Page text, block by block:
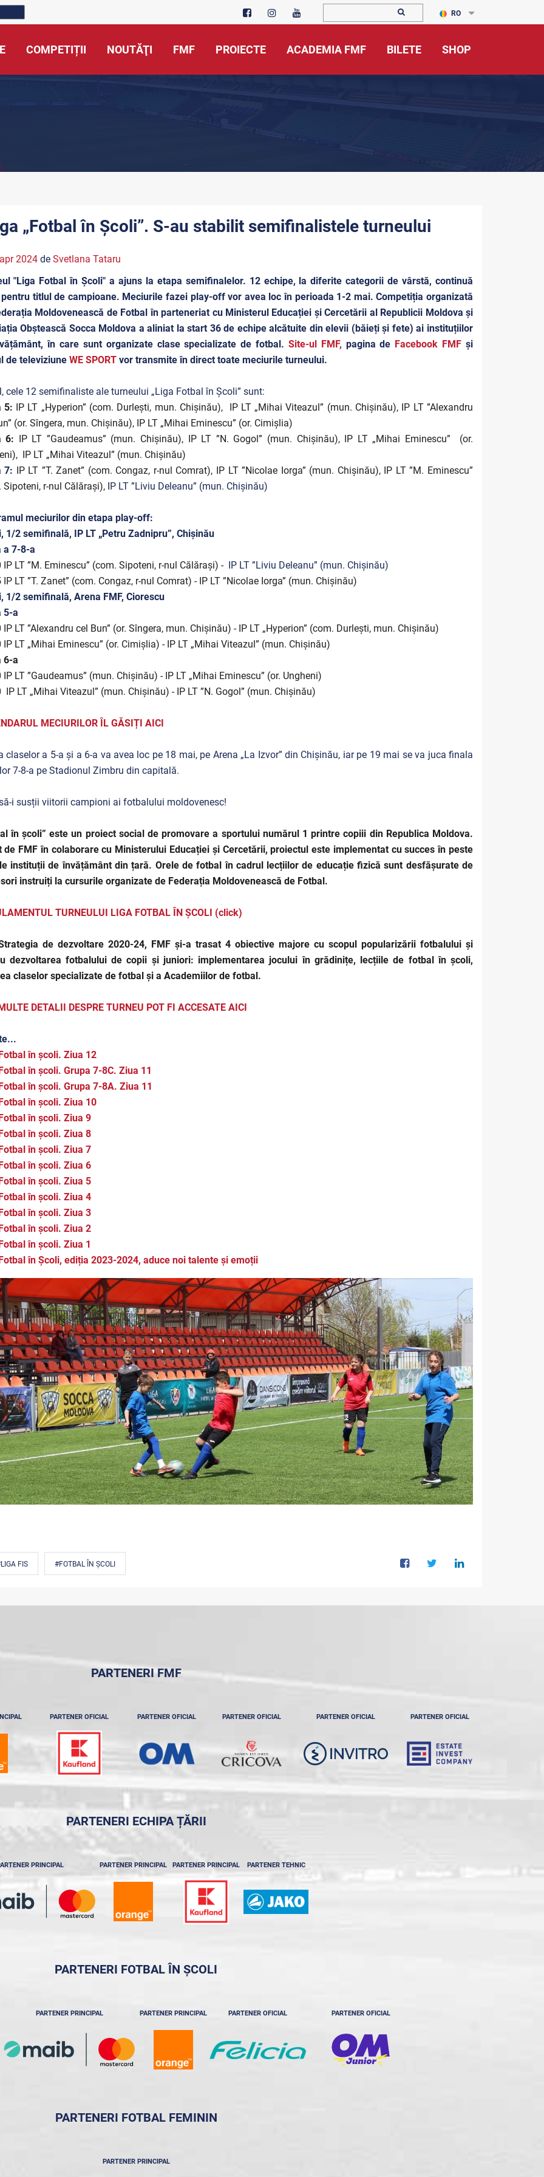
RO
COMPETIȚII NOUTĂŢI FMF PROIECTE ACADEMIA FMF BILETE SHOP
„Fotbal în Școli”. S-au stabilit semifinalistele turneului
2024de Svetlana Tataru
"Liga Fotbal în Școli" a ajuns la etapa semifinalelor. 12 echipe, la diferite categorii de vârstă, continuă
titlul de campioane. Meciurile fazei play-off vor avea loc în perioada 1-2 mai. Competiția organizată
Moldovenească de Fotbal în parteneriat cu Ministerul Educației și Cercetării al Republicii Moldova și
Obștească Socca Moldova a aliniat la start 36 de echipe alcătuite din elevii (băieți și fete) ai instituțiilor
în care sunt organizate clase specializate de fotbal. Site-ul FMF, pagina de Facebook FMF și
de televiziune WE SPORT vor transmite în direct toate meciurile turneului.
cele 12 semifinaliste ale turneului „Liga Fotbal în Școli” sunt:
5: IP LT „Hyperion” (com. Durlești, mun. Chișinău), IP LT „Mihai Viteazul” (mun. Chișinău), IP LT ”Alexandru
(or. Sîngera, mun. Chișinău), IP LT „Mihai Eminescu” (or. Cimișlia)
6: IP LT ”Gaudeamus” (mun. Chișinău), IP LT ”N. Gogol” (mun. Chișinău), IP LT „Mihai Eminescu” (or.
IP LT „Mihai Viteazul” (mun. Chișinău)
7: IP LT ”T. Zanet” (com. Congaz, r-nul Comrat), IP LT ”Nicolae Iorga” (mun. Chișinău), IP LT ”M. Eminescu”
Sipoteni, r-nul Călărași), IP LT ”Liviu Deleanu” (mun. Chișinău)
meciurilor din etapa play-off:
1/2 semifinală, IP LT „Petru Zadnipru”, Chișinău
a 7-8-a
IP LT ”M. Eminescu” (com. Sipoteni, r-nul Călărași) - IP LT ”Liviu Deleanu” (mun. Chișinău)
LT ”T. Zanet” (com. Congaz, r-nul Comrat) - IP LT ”Nicolae Iorga” (mun. Chișinău)
1/2 semifinală, Arena FMF, Ciorescu
5-a
IP LT ”Alexandru cel Bun” (or. Sîngera, mun. Chișinău) - IP LT „Hyperion” (com. Durlești, mun. Chișinău)
IP LT „Mihai Eminescu” (or. Cimișlia) - IP LT „Mihai Viteazul” (mun. Chișinău)
6-a
IP LT ”Gaudeamus” (mun. Chișinău) - IP LT „Mihai Eminescu” (or. Ungheni)
IP LT „Mihai Viteazul” (mun. Chișinău) - IP LT ”N. Gogol” (mun. Chișinău)
MECIURILOR ÎL GĂSIȚI AICI
claselor a 5-a și a 6-a va avea loc pe 18 mai, pe Arena „La Izvor” din Chișinău, iar pe 19 mai se va juca finala
7-8-a pe Stadionul Zimbru din capitală.
i susții viitorii campioni ai fotbalului moldovenesc!
în școli” este un proiect social de promovare a sportului numărul 1 printre copiii din Republica Moldova.
de FMF în colaborare cu Ministerului Educației și Cercetării, proiectul este implementat cu succes în peste
instituții de învățământ din țară. Orele de fotbal în cadrul lecțiilor de educație fizică sunt desfășurate de
instruiți la cursurile organizate de Federația Moldovenească de Fotbal.
TURNEULUI LIGA FOTBAL ÎN ȘCOLI (click)
de dezvoltare 2020-24, FMF și-a trasat 4 obiective majore cu scopul popularizării fotbalului și
dezvoltarea fotbalului de copii și juniori: implementarea jocului în grădinițe, lecțiile de fotbal în școli,
claselor specializate de fotbal și a Academiilor de fotbal.
DETALII DESPRE TURNEU POT FI ACCESATE AICI
în școli. Ziua 12
în școli. Grupa 7-8C. Ziua 11
în școli. Grupa 7-8A. Ziua 11
în școli. Ziua 10
în școli. Ziua 9
în școli. Ziua 8
în școli. Ziua 7
în școli. Ziua 6
în școli. Ziua 5
în școli. Ziua 4
în școli. Ziua 3
în școli. Ziua 2
în școli. Ziua 1
în Școli, ediția 2023-2024, aduce noi talente și emoții
FIS #FOTBAL ÎN ȘCOLI
PARTENERI FMF
PARTENER OFICIAL PARTENER OFICIAL PARTENER OFICIAL PARTENER OFICIAL PARTENER OFICIAL
PARTENERI ECHIPA ȚĂRII
PRINCIPAL PARTENER PRINCIPAL PARTENER PRINCIPAL PARTENER TEHNIC
PARTENERI FOTBAL ÎN ȘCOLI
PARTENER PRINCIPAL PARTENER PRINCIPAL PARTENER OFICIAL PARTENER OFICIAL
PARTENERI FOTBAL FEMININ
PARTENER PRINCIPAL